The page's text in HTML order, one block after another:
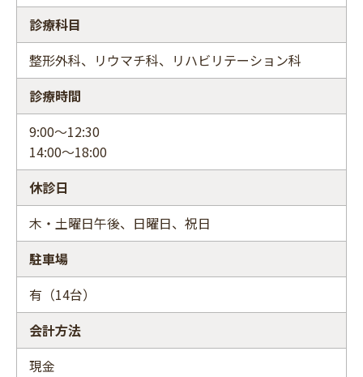
診療科目
整形外科、リウマチ科、リハビリテーション科
診療時間
9:00～12:30
14:00～18:00
休診日
木・土曜日午後、日曜日、祝日
駐車場
有（14台）
会計方法
現金